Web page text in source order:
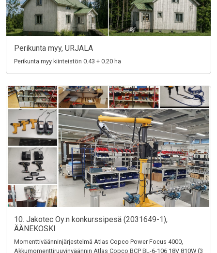
Perikunta myy, URJALA
Perikunta myy kiinteistön 0.43 + 0.20 ha
10. Jakotec Oy:n konkurssipesä (2031649-1),
ÄÄNEKOSKI
Momenttiväänninjärjestelmä Atlas Copco Power Focus 4000,
Akkumomenttiruuvinväännin Atlas Copco BCP BL-6-106 18V 810W (3